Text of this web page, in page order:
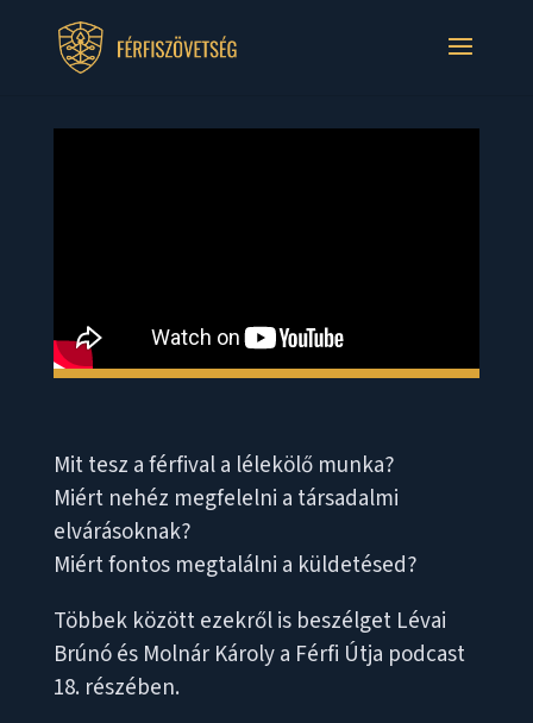
Mit tesz a férfival a lélekölő munka?
Miért nehéz megfelelni a társadalmi
elvárásoknak?
Miért fontos megtalálni a küldetésed?
Többek között ezekről is beszélget Lévai
Brúnó és Molnár Károly a Férfi Útja podcast
18. részében.